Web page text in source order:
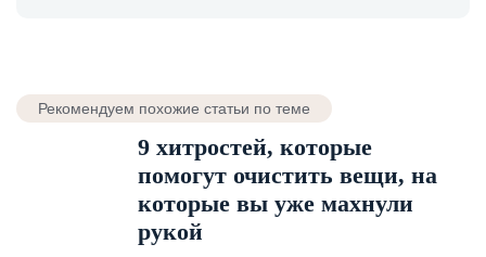
Рекомендуем похожие статьи по теме
9 хитростей, которые
помогут очистить вещи, на
которые вы уже махнули
рукой